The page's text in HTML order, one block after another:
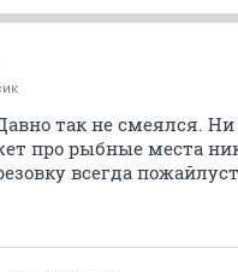
так не смеялся.
про рыбные места
всегда